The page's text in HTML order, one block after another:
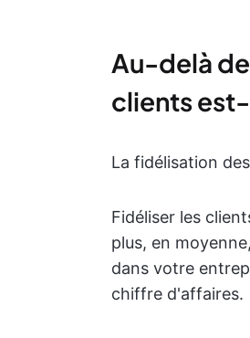
Au-delà
clients
La fidélisation
Fidéliser les
plus, en
dans votre
chiffre d'affaires.